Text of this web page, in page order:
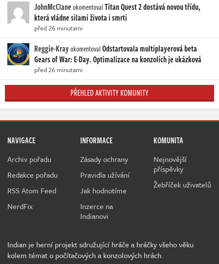
JohnMcClaneokomentovalTitan Quest 2 dostává novou třídu,
která vládne silami života i smrti
před 26 minutami
Reggie-KrayokomentovalOdstartovala multiplayerová beta
Gears of War: E-Day. Optimalizace na konzolích je ukázková
před 26 minutami
PŘEHLED AKTIVITY KOMUNITY
NAVIGACE
Archiv pořadu
Redakce pořadu
RSS Atom Feed
NerdFix
INFORMACE
Zásady ochrany
Pravidla užívání
Jak hodnotíme
Inzerce na
Indianovi
KOMUNITA
Nejnovější
příspěvky
Žebříček uživatelů
Indian je herní projekt sdružující hráče a hráčky všeho věku
kolem témat o počítačových a konzolových hrách.